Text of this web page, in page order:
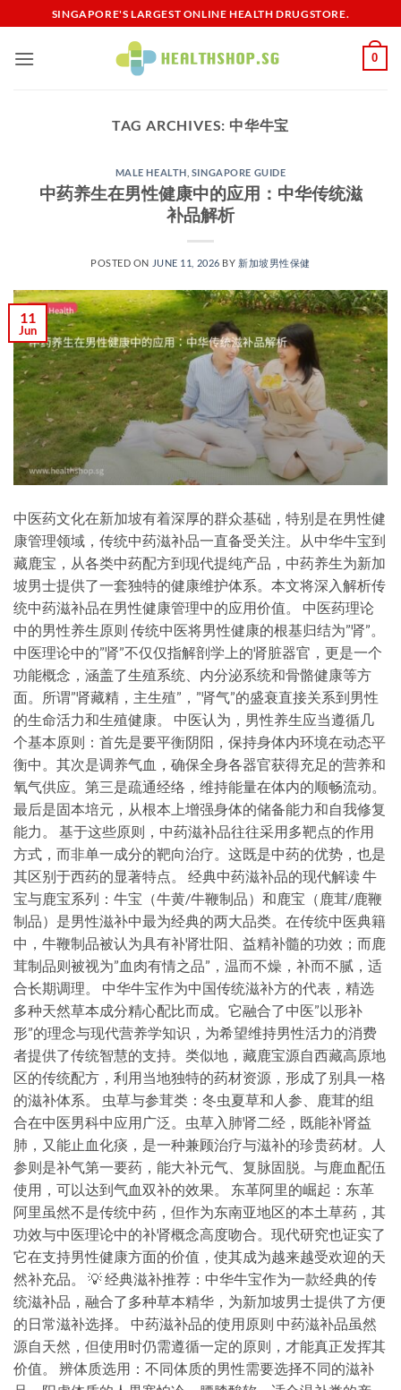
to
content
SINGAPORE'S LARGEST ONLINE HEALTH DRUGSTORE.
0
TAG ARCHIVES: 中华牛宝
MALE HEALTH SINGAPORE GUIDE
中药养生在男性健康中的应用：中华传统滋
补品解析
POSTED ON JUNE 11, 2026 BY 新加坡男性保健​
11
Jun
中医药文化在新加坡有着深厚的群众基础，特别是在男性健
康管理领域，传统中药滋补品一直备受关注。从中华牛宝到
藏鹿宝，从各类中药配方到现代提纯产品，中药养生为新加
坡男士提供了一套独特的健康维护体系。本文将深入解析传
统中药滋补品在男性健康管理中的应用价值。 中医药理论
中的男性养生原则 传统中医将男性健康的根基归结为”肾”。
中医理论中的”肾”不仅仅指解剖学上的肾脏器官，更是一个
功能概念，涵盖了生殖系统、内分泌系统和骨骼健康等方
面。所谓”肾藏精，主生殖”，”肾气”的盛衰直接关系到男性
的生命活力和生殖健康。 中医认为，男性养生应当遵循几
个基本原则：首先是要平衡阴阳，保持身体内环境在动态平
衡中。其次是调养气血，确保全身各器官获得充足的营养和
氧气供应。第三是疏通经络，维持能量在体内的顺畅流动。
最后是固本培元，从根本上增强身体的储备能力和自我修复
能力。 基于这些原则，中药滋补品往往采用多靶点的作用
方式，而非单一成分的靶向治疗。这既是中药的优势，也是
其区别于西药的显著特点。 经典中药滋补品的现代解读 牛
宝与鹿宝系列：牛宝（牛黄/牛鞭制品）和鹿宝（鹿茸/鹿鞭
制品）是男性滋补中最为经典的两大品类。在传统中医典籍
中，牛鞭制品被认为具有补肾壮阳、益精补髓的功效；而鹿
茸制品则被视为”血肉有情之品”，温而不燥，补而不腻，适
合长期调理。 中华牛宝作为中国传统滋补方的代表，精选
多种天然草本成分精心配比而成。它融合了中医”以形补
形”的理念与现代营养学知识，为希望维持男性活力的消费
者提供了传统智慧的支持。类似地，藏鹿宝源自西藏高原地
区的传统配方，利用当地独特的药材资源，形成了别具一格
的滋补体系。 虫草与参茸类：冬虫夏草和人参、鹿茸的组
合在中医男科中应用广泛。虫草入肺肾二经，既能补肾益
肺，又能止血化痰，是一种兼顾治疗与滋补的珍贵药材。人
参则是补气第一要药，能大补元气、复脉固脱。与鹿血配伍
使用，可以达到气血双补的效果。 东革阿里的崛起：东革
阿里虽然不是传统中药，但作为东南亚地区的本土草药，其
功效与中医理论中的补肾概念高度吻合。现代研究也证实了
它在支持男性健康方面的价值，使其成为越来越受欢迎的天
然补充品。 💡 经典滋补推荐：中华牛宝作为一款经典的传
统滋补品，融合了多种草本精华，为新加坡男士提供了方便
的日常滋补选择。 中药滋补品的使用原则 中药滋补品虽然
源自天然，但使用时仍需遵循一定的原则，才能真正发挥其
价值。 辨体质选用：不同体质的男性需要选择不同的滋补